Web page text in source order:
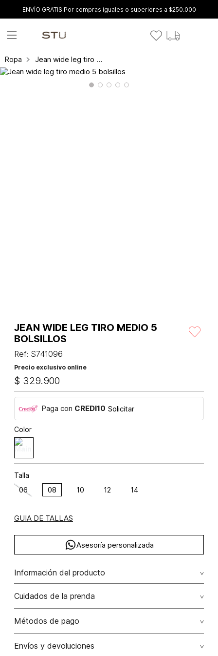
ENVÍO GRATIS Por compras iguales o superiores a $250.000
Ropa Jean wide leg tiro medio 5 bolsillos
JEAN WIDE LEG TIRO MEDIO 5
BOLSILLOS
Ref: S741096
Precio exclusivo online
$ 329.900
Paga con CREDI10 Solicitar
Color
Talla
06 08 10 12 14
GUIA DE TALLAS
Asesoría personalizada
Información del producto
F39-denim navajo pluma (np) algodón 100% 100.00%
algodón/cotton
Cuidados de la prenda
No remojar. no retorcer / ni exprimir. el acabado rústico de
No usar lejia
Métodos de pago
Tarjetas de crédito: Visa, Dinners, Master Card y American
Envíos y devoluciones